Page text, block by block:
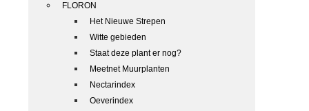
FLORON
Het Nieuwe Strepen
Witte gebieden
Staat deze plant er nog?
Meetnet Muurplanten
Nectarindex
Oeverindex